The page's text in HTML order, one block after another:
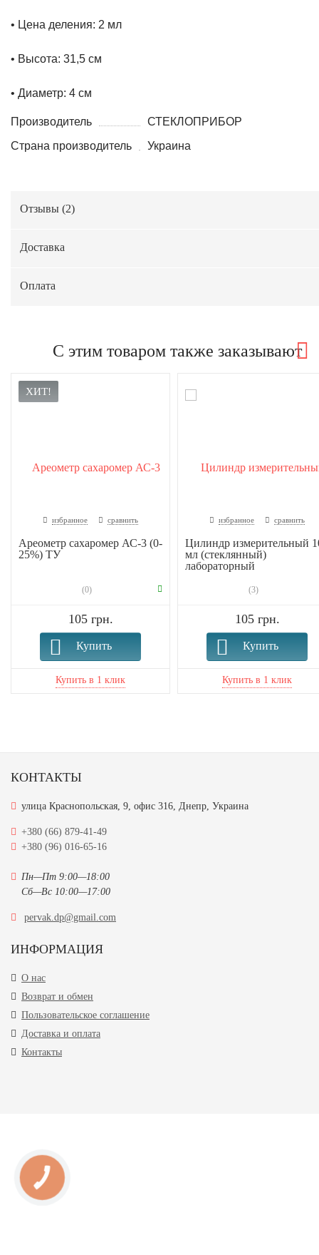
• Цена деления: 2 мл
• Высота: 31,5 см
• Диаметр: 4 см
Производитель
СТЕКЛОПРИБОР
Страна производитель
Украина
Отзывы (2)
Доставка
Оплата
С этим товаром также заказывают
ХИТ!
избранное сравнить
Ареометр сахаромер АС-3 (0-
25%) ТУ
(0)
105 грн.
Купить
избранное сравнить
Цилиндр измерительный
мл (стеклянный)
лабораторный
(3)
105 грн.
Купить
КОНТАКТЫ
улица Краснопольская, 9, офис 316, Днепр, Украина
+380 (66) 879-41-49
+380 (96) 016-65-16
Пн—Пт 9:00—18:00
Сб—Вс 10:00—17:00
pervak.dp@gmail.com
ИНФОРМАЦИЯ
О нас
Возврат и обмен
Пользовательское соглашение
Доставка и оплата
Контакты
КНОПКА
ЗВ'ЯЗКУ